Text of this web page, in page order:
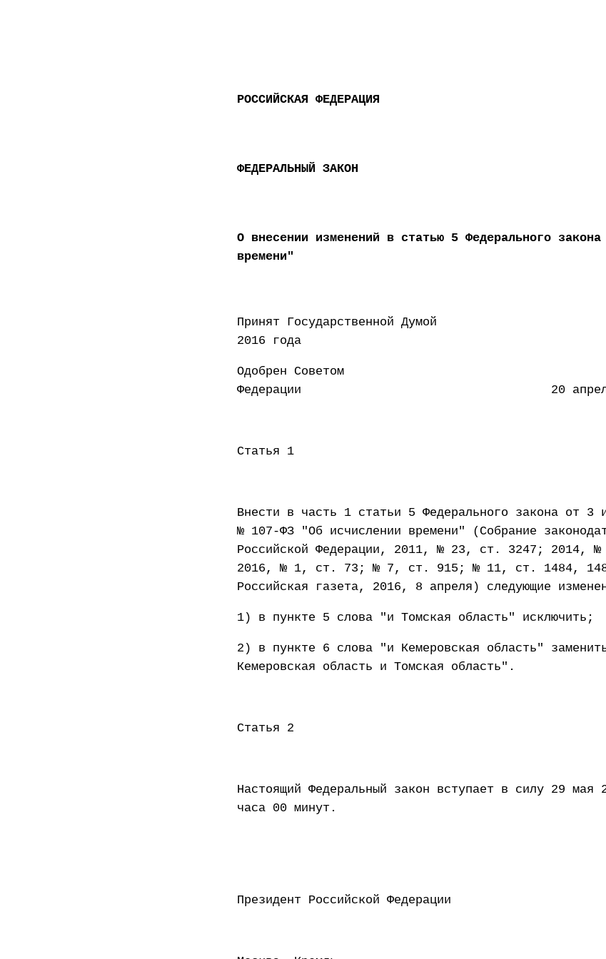
РОССИЙСКАЯ ФЕДЕРАЦИЯ
ФЕДЕРАЛЬНЫЙ ЗАКОН
О внесении изменений в статью 5 Федерального
времени"
Принят Государственной Думой
2016 года
Одобрен Советом
Федерации 20 апреля
Статья 1
Внести в часть 1 статьи 5 Федерального закона от 3
№ 107-ФЗ "Об исчислении времени" (Собрание
Российской Федерации, 2011, № 23, ст. 3247; 2014,
2016, № 1, ст. 73; № 7, ст. 915; № 11, ст. 1484,
Российская газета, 2016, 8 апреля) следующие
1) в пункте 5 слова "и Томская область" исключить;
2) в пункте 6 слова "и Кемеровская область"
Кемеровская область и Томская область".
Статья 2
Настоящий Федеральный закон вступает в силу 29 мая
часа 00 минут.
Президент Российской